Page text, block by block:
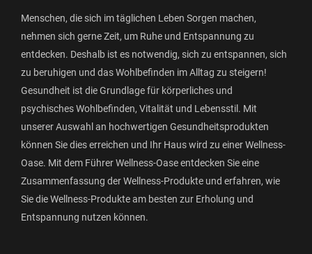
Menschen, die sich im täglichen Leben Sorgen machen,
nehmen sich gerne Zeit, um Ruhe und Entspannung zu
entdecken. Deshalb ist es notwendig, sich zu entspannen, sich
zu beruhigen und das Wohlbefinden im Alltag zu steigern!
Gesundheit ist die Grundlage für körperliches und
psychisches Wohlbefinden, Vitalität und Lebensstil. Mit
unserer Auswahl an hochwertigen Gesundheitsprodukten
können Sie dies erreichen und Ihr Haus wird zu einer Wellness-
Oase. Mit dem Führer Wellness-Oase entdecken Sie eine
Zusammenfassung der Wellness-Produkte und erfahren, wie
Sie die Wellness-Produkte am besten zur Erholung und
Entspannung nutzen können.